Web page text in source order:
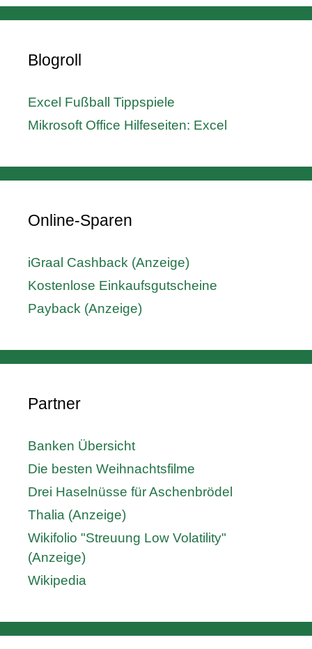
Blogroll
Excel Fußball Tippspiele
Mikrosoft Office Hilfeseiten: Excel
Online-Sparen
iGraal Cashback (Anzeige)
Kostenlose Einkaufsgutscheine
Payback (Anzeige)
Partner
Banken Übersicht
Die besten Weihnachtsfilme
Drei Haselnüsse für Aschenbrödel
Thalia (Anzeige)
Wikifolio "Streuung Low Volatility"
(Anzeige)
Wikipedia